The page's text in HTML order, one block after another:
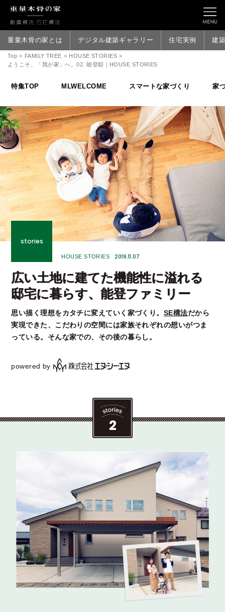
重量木骨の家とは デジタル建築ギャラリー 住宅実例 建
Top > FAMILY TREE > HOUSE STORIES >
ようこそ、「我が家」へ。02. 能登邸｜HOUSE STORIES
特集TOP MLWELCOME スマートな家づくり 家
stories
HOUSE STORIES 2019.11.07
広い土地に建てた機能性に溢れる
邸宅に暮らす、能登ファミリー
思い描く理想をカタチに変えていく家づくり。 SE構法だから
実現できた、こだわりの空間には家族それぞれの想いがつま
っている。そんな家での、その後の暮らし。
powered by
2